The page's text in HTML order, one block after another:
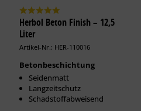
Herbol Beton Finish – 12,5
Liter
Artikel-Nr.: HER-110016
Betonbeschichtung
Seidenmatt
Langzeitschutz
Schadstoffabweisend